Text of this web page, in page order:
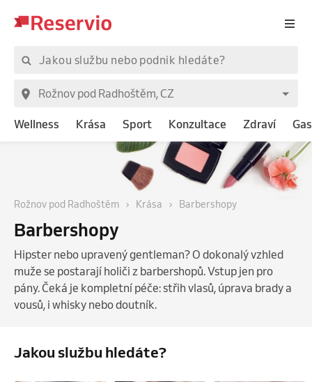
Wellness Krása Sport Konzultace Zdraví
Rožnov pod Radhoštěm Krása Barbershopy
Barbershopy
Hipster nebo upravený gentleman? O dokonalý vzhled
muže se postarají holiči z barbershopů. Vstup jen pro
pány. Čeká je kompletní péče: střih vlasů, úprava brady a
vousů, i whisky nebo doutník.
Jakou službu hledáte?